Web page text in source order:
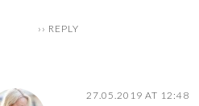
REPLY
27.05.2019 AT 12:48